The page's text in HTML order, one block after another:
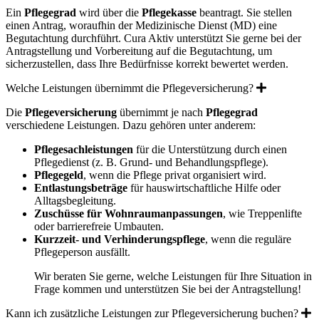
Ein Pflegegrad wird über die Pflegekasse beantragt. Sie stellen
einen Antrag, woraufhin der Medizinische Dienst (MD) eine
Begutachtung durchführt. Cura Aktiv unterstützt Sie gerne bei der
Antragstellung und Vorbereitung auf die Begutachtung, um
sicherzustellen, dass Ihre Bedürfnisse korrekt bewertet werden.
Welche Leistungen übernimmt die Pflegeversicherung?
Expand
Die Pflegeversicherung übernimmt je nach Pflegegrad
verschiedene Leistungen. Dazu gehören unter anderem:
Pflegesachleistungen für die Unterstützung durch einen
Pflegedienst (z. B. Grund- und Behandlungspflege).
Pflegegeld, wenn die Pflege privat organisiert wird.
Entlastungsbeträge für hauswirtschaftliche Hilfe oder
Alltagsbegleitung.
Zuschüsse für Wohnraumanpassungen, wie Treppenlifte
oder barrierefreie Umbauten.
Kurzzeit- und Verhinderungspflege, wenn die reguläre
Pflegeperson ausfällt.
Wir beraten Sie gerne, welche Leistungen für Ihre Situation in
Frage kommen und unterstützen Sie bei der Antragstellung!
Kann ich zusätzliche Leistungen zur Pflegeversicherung buchen?